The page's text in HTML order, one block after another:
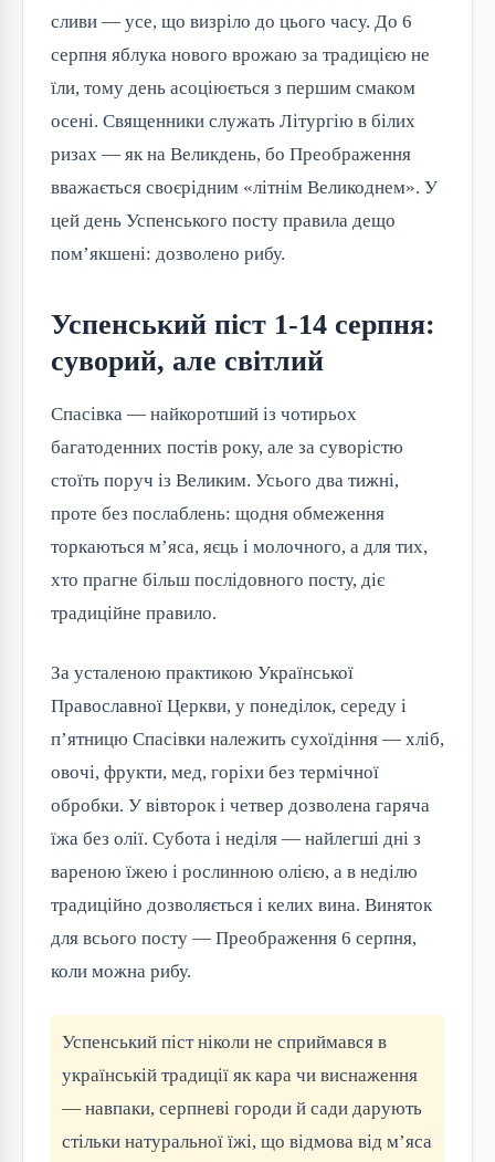
сливи — усе, що визріло до цього часу. До 6
серпня яблука нового врожаю за традицією не
їли, тому день асоціюється з першим смаком
осені. Священники служать Літургію в білих
ризах — як на Великдень, бо Преображення
вважається своєрідним «літнім Великоднем». У
цей день Успенського посту правила дещо
пом’якшені: дозволено рибу.
Успенський піст 1-14 серпня:
суворий, але світлий
Спасівка — найкоротший із чотирьох
багатоденних постів року, але за суворістю
стоїть поруч із Великим. Усього два тижні,
проте без послаблень: щодня обмеження
торкаються м’яса, яєць і молочного, а для тих,
хто прагне більш послідовного посту, діє
традиційне правило.
За усталеною практикою Української
Православної Церкви, у понеділок, середу і
п’ятницю Спасівки належить сухоїдіння — хліб,
овочі, фрукти, мед, горіхи без термічної
обробки. У вівторок і четвер дозволена гаряча
їжа без олії. Субота і неділя — найлегші дні з
вареною їжею і рослинною олією, а в неділю
традиційно дозволяється і келих вина. Виняток
для всього посту — Преображення 6 серпня,
коли можна рибу.
Успенський піст ніколи не сприймався в
українській традиції як кара чи виснаження
— навпаки, серпневі городи й сади дарують
стільки натуральної їжі, що відмова від м’яса